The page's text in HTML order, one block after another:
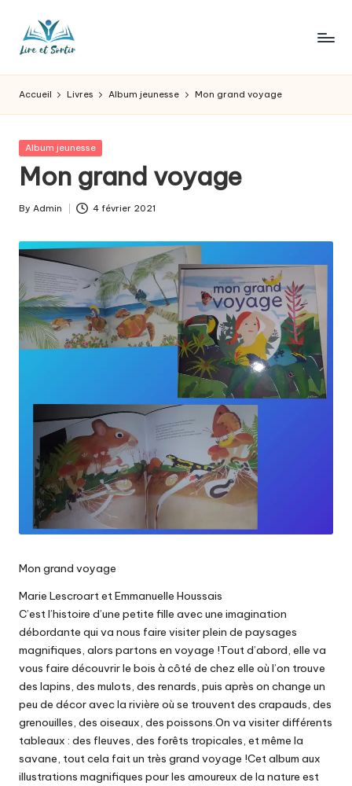
L
ir
e
e
t
s
o
r
t
ir
pour
les
goûts,
des
pour
les
jours.
Accueil Livres Album jeunesse Mon grand voyage
Posted
Album jeunesse
Mon grand voyage
Posted
By Admin 4 février 2021
Mon grand voyage
Marie Lescroart et Emmanuelle Houssais
C’est l’histoire d’une petite fille avec une imagination
débordante qui va nous faire visiter plein de paysages
magnifiques, alors partons en voyage !Tout d’abord, elle va
vous faire découvrir le bois à côté de chez elle où l’on trouve
des lapins, des mulots, des renards, puis après on change un
peu de décor avec la rivière où se trouvent des crapauds, des
grenouilles, des oiseaux, des poissons.On va visiter différents
tableaux : des fleuves, des forêts tropicales, et même la
savane, tout cela fait un très grand voyage !Cet album aux
illustrations magnifiques pour les amoureux de la nature est